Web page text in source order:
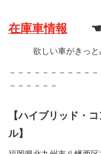
在庫車情報 ☚
欲しい車がきっと
－－－－－－－－－－
－－－－－－
【ハイブリッド・
ル】